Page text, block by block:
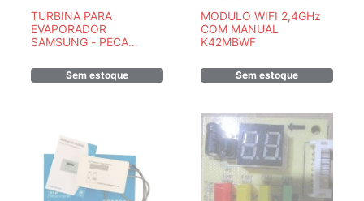
TURBINA PARA
EVAPORADOR
SAMSUNG - PECA
Sem estoque
MODULO WIFI 2,4GHz
COM MANUAL
K42MBWF
Sem estoque